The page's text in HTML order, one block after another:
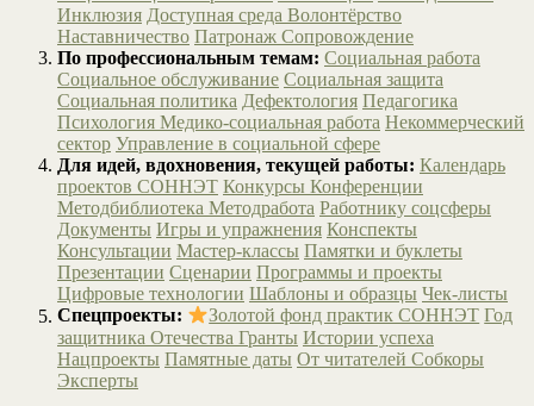
Инклюзия Доступная среда Волонтёрство
Наставничество Патронаж Сопровождение
По профессиональным темам: Социальная работа
Социальное обслуживание Социальная защита
Социальная политика Дефектология Педагогика
Психология Медико-социальная работа Некоммерческий
сектор Управление в социальной сфере
Для идей, вдохновения, текущей работы: Календарь
проектов СОННЭТ Конкурсы Конференции
Методбиблиотека Методработа Работнику соцсферы
Документы Игры и упражнения Конспекты
Консультации Мастер-классы Памятки и буклеты
Презентации Сценарии Программы и проекты
Цифровые технологии Шаблоны и образцы Чек-листы
Спецпроекты:
Золотой фонд практик СОННЭТ Год
защитника Отечества Гранты Истории успеха
Нацпроекты Памятные даты От читателей Собкоры
Эксперты